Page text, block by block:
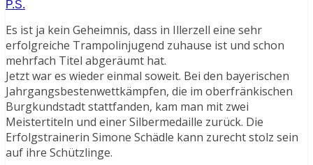
P.S.
Es ist ja kein Geheimnis, dass in Illerzell eine sehr
erfolgreiche Trampolinjugend zuhause ist und schon
mehrfach Titel abgeräumt hat.
Jetzt war es wieder einmal soweit. Bei den bayerischen
Jahrgangsbestenwettkämpfen, die im oberfränkischen
Burgkundstadt stattfanden, kam man mit zwei
Meistertiteln und einer Silbermedaille zurück. Die
Erfolgstrainerin Simone Schädle kann zurecht stolz sein
auf ihre Schützlinge.